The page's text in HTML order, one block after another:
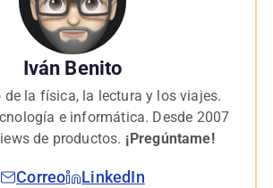
Iván Benito
de la física, la lectura y los viajes.
e informática. Desde 2007
de productos. ¡Pregúntame!
Correo LinkedIn